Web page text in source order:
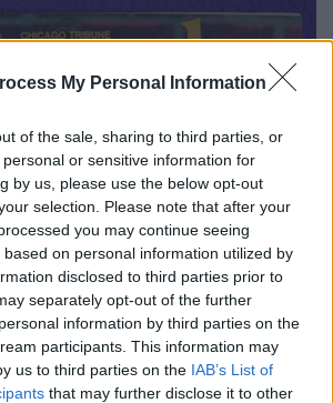
My Personal Information
of the sale, sharing to third parties, or
or sensitive information for
by us, please use the below opt-out
selection. Please note that after your
you may continue seeing
on personal information utilized by
disclosed to third parties prior to
separately opt-out of the further
information by third parties on the
participants. This information may
us to third parties on the IAB’s List of
that may further disclose it to other